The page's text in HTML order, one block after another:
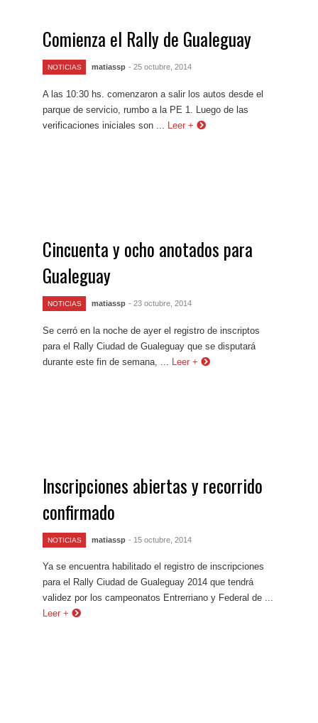
Comienza el Rally de Gualeguay
NOTICIAS matiassp - 25 octubre, 2014
A las 10:30 hs. comenzaron a salir los autos desde el
parque de servicio, rumbo a la PE 1. Luego de las
verificaciones iniciales son ...
Leer +
Cincuenta y ocho anotados para
Gualeguay
NOTICIAS matiassp - 23 octubre, 2014
Se cerró en la noche de ayer el registro de inscriptos
para el Rally Ciudad de Gualeguay que se disputará
durante este fin de semana, ...
Leer +
Inscripciones abiertas y recorrido
confirmado
NOTICIAS matiassp - 15 octubre, 2014
Ya se encuentra habilitado el registro de inscripciones
para el Rally Ciudad de Gualeguay 2014 que tendrá
validez por los campeonatos Entrerriano y Federal de ...
Leer +